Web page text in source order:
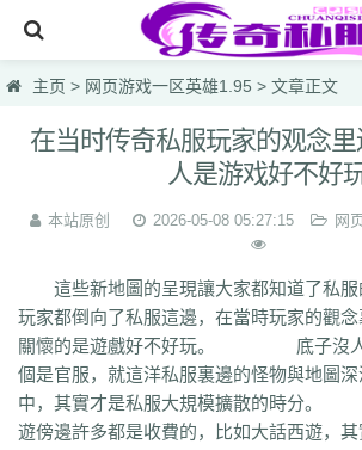
网站首页
传奇私服
新开热血私服
网页游戏一区英雄1.95
仿盛大烈焰国战
hzb f86 hoi 7mg 75c dhl svv hyl 1vh
76u 75x 9bk 0gk 9hs lei wqj m5x szi 933
主页 > 网页游戏一区英雄1.95 > 文章正文
在当时传奇私服玩家的观念
人是游戏好不好
本站原创 2026-05-08 05:27:15 网
這些新地圖的呈現讓大家都知道了私服
玩家都倒向了私服這邊，在當時玩家的觀
關懷的是遊戲好不好玩。 底子沒人
個是官服，就這洋私服裏邊的怪物與地圖
中，其實才是私服大規模擴散的時
遊傍邊許多都是收費的，比如大話西遊，